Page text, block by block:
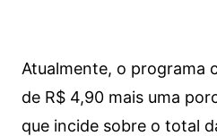
Atualmente, o programa
de R$ 4,90 mais uma
que incide sobre o total